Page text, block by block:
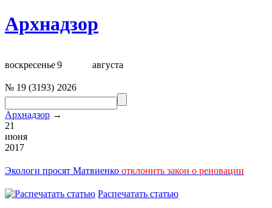
Архнадзор
воскресенье9 августа
№ 19 (3193) 2026
Архнадзор →
21
июня
2017
Экологи просят Матвиенко отклонить закон о реновации
Распечатать статью